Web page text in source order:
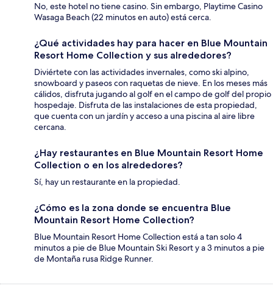
No, este hotel no tiene casino. Sin embargo, Playtime Casino
Wasaga Beach (22 minutos en auto) está cerca.
¿Qué actividades hay para hacer en Blue Mountain
Resort Home Collection y sus alrededores?
Diviértete con las actividades invernales, como ski alpino,
snowboard y paseos con raquetas de nieve. En los meses más
cálidos, disfruta jugando al golf en el campo de golf del propio
hospedaje. Disfruta de las instalaciones de esta propiedad,
que cuenta con un jardín y acceso a una piscina al aire libre
cercana.
¿Hay restaurantes en Blue Mountain Resort Home
Collection o en los alrededores?
Sí, hay un restaurante en la propiedad.
¿Cómo es la zona donde se encuentra Blue
Mountain Resort Home Collection?
Blue Mountain Resort Home Collection está a tan solo 4
minutos a pie de Blue Mountain Ski Resort y a 3 minutos a pie
de Montaña rusa Ridge Runner.